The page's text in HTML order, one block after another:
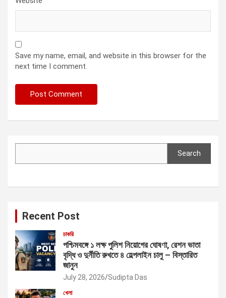
Save my name, email, and website in this browser for the
next time I comment.
Search
Recent Post
চাকরি
পশ্চিমবঙ্গে ১ লক্ষ পুলিশ নিয়োগের ঘোষণা, রেশন ভাতা
বৃদ্ধি ও দুর্নীতি রুখতে ৪ হেল্পলাইন চালু – বিস্তারিত
জানুন
July 28, 2026 Sudipta Das
খেলা